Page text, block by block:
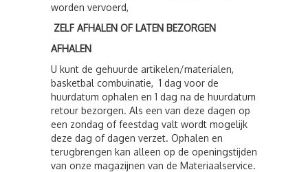
worden vervoerd,
ZELF AFHALEN OF LATEN BEZORGEN
AFHALEN
U kunt de gehuurde artikelen/materialen,
basketbal combuinatie, 1 dag voor de
huurdatum ophalen en 1 dag na de huurdatum
retour bezorgen. Als een van deze dagen op
een zondag of feestdag valt wordt mogelijk
deze dag of dagen verzet. Ophalen en
terugbrengen kan alleen op de openingstijden
van onze magazijnen van de Materiaalservice.